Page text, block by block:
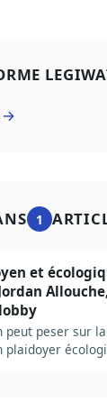
→
1
et
peut peser sur
plaidoyer